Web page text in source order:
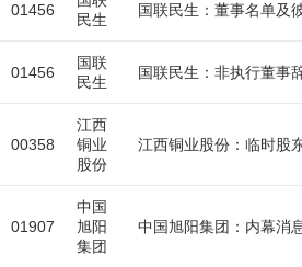
01456
民生
国联民生：董事名单及
01456
国联
民生
国联民生：非执行董事
00358
江西
铜业
股份
江西铜业股份：临时股
01907
中国
旭阳
集团
中国旭阳集团：内幕消